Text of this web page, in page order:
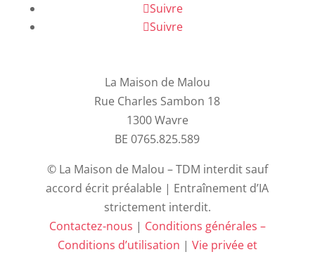
Suivre
Suivre
La Maison de Malou
Rue Charles Sambon 18
1300 Wavre
BE 0765.825.589
© La Maison de Malou – TDM interdit sauf
accord écrit préalable | Entraînement d’IA
strictement interdit.
Contactez-nous | Conditions générales –
Conditions d’utilisation | Vie privée et